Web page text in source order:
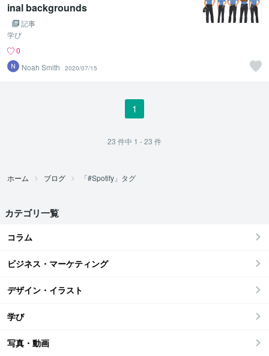
inal backgrounds
記事
学び
0
Noah Smith
2020/07/15
1
23 件中 1 - 23 件
ホーム ブログ 「#Spotify」タグ
カテゴリ一覧
コラム
ビジネス・マーケティング
デザイン・イラスト
学び
写真・動画